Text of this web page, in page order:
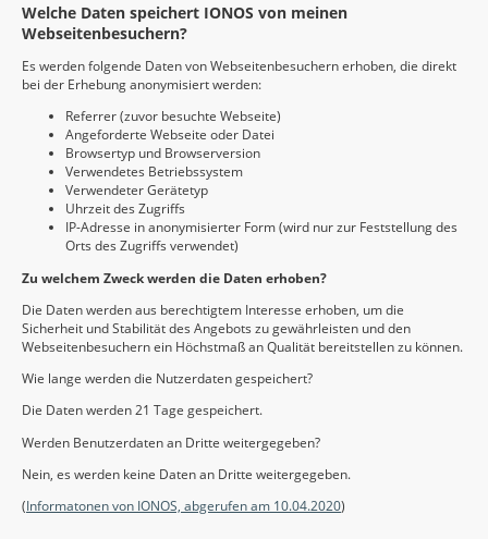
Welche Daten speichert IONOS von meinen
Webseitenbesuchern?
Es werden folgende Daten von Webseitenbesuchern erhoben, die direkt
bei der Erhebung anonymisiert werden:
Referrer (zuvor besuchte Webseite)
Angeforderte Webseite oder Datei
Browsertyp und Browserversion
Verwendetes Betriebssystem
Verwendeter Gerätetyp
Uhrzeit des Zugriffs
IP-Adresse in anonymisierter Form (wird nur zur Feststellung des
Orts des Zugriffs verwendet)
Zu welchem Zweck werden die Daten erhoben?
Die Daten werden aus berechtigtem Interesse erhoben, um die
Sicherheit und Stabilität des Angebots zu gewährleisten und den
Webseitenbesuchern ein Höchstmaß an Qualität bereitstellen zu können.
Wie lange werden die Nutzerdaten gespeichert?
Die Daten werden 21 Tage gespeichert.
Werden Benutzerdaten an Dritte weitergegeben?
Nein, es werden keine Daten an Dritte weitergegeben.
(Informatonen von IONOS, abgerufen am 10.04.2020)